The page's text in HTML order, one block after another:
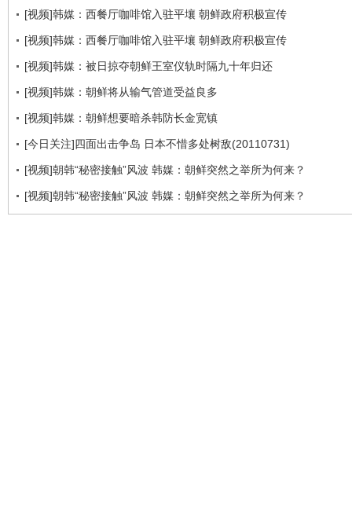
[视频]韩媒：西餐厅咖啡馆入驻平壤 朝鲜政府积极宣传
[视频]韩媒：西餐厅咖啡馆入驻平壤 朝鲜政府积极宣传
[视频]韩媒：被日掠夺朝鲜王室仪轨时隔九十年归还
[视频]韩媒：朝鲜将从输气管道受益良多
[视频]韩媒：朝鲜想要暗杀韩防长金宽镇
[今日关注]四面出击争岛 日本不惜多处树敌(20110731)
[视频]朝韩“秘密接触”风波 韩媒：朝鲜突然之举所为何来？
[视频]朝韩“秘密接触”风波 韩媒：朝鲜突然之举所为何来？